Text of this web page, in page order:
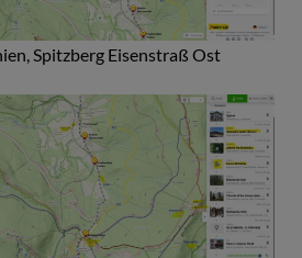
Spitzberg Eisenstraß Ost